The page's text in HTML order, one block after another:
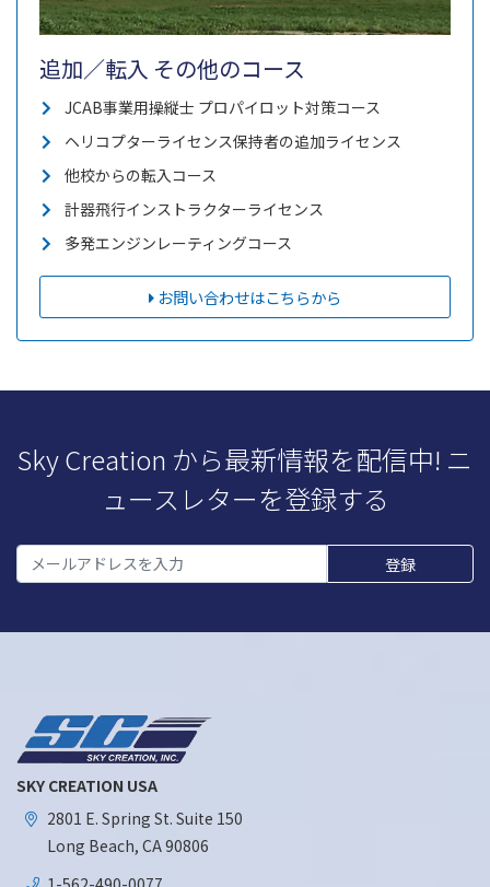
追加／転入 その他のコース
JCAB事業用操縦士 プロパイロット対策コース
ヘリコプターライセンス保持者の追加ライセンス
他校からの転入コース
計器飛行インストラクターライセンス
多発エンジンレーティングコース
お問い合わせはこちらから
Sky Creation から最新情報を配信中! ニ
ュースレターを登録する
SKY CREATION USA
2801 E. Spring St. Suite 150
Long Beach, CA 90806